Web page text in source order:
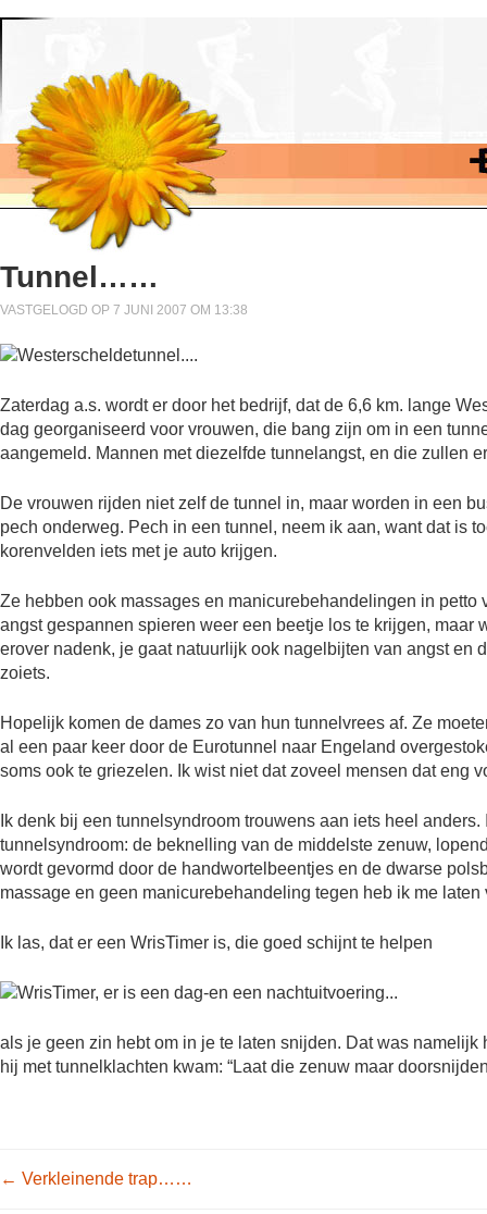
Tunnel……
VASTGELOGD OP 7 JUNI 2007 OM 13:38
Zaterdag a.s. wordt er door het bedrijf, dat de 6,6 km. lange
dag georganiseerd voor vrouwen, die bang zijn om in een
aangemeld. Mannen met diezelfde tunnelangst, en die zullen
De vrouwen rijden niet zelf de tunnel in, maar worden in een
pech onderweg. Pech in een tunnel, neem ik aan, want dat is
korenvelden iets met je auto krijgen.
Ze hebben ook massages en manicurebehandelingen in
angst gespannen spieren weer een beetje los te krijgen,
erover nadenk, je gaat natuurlijk ook nagelbijten van angst en
zoiets.
Hopelijk komen de dames zo van hun tunnelvrees af. Ze
al een paar keer door de Eurotunnel naar Engeland
soms ook te griezelen. Ik wist niet dat zoveel mensen dat eng
Ik denk bij een tunnelsyndroom trouwens aan iets heel
tunnelsyndroom: de beknelling van de middelste zenuw,
wordt gevormd door de handwortelbeentjes en de dwarse
massage en geen manicurebehandeling tegen heb ik me laten
Ik las, dat er een WrisTimer is, die goed schijnt te helpen
als je geen zin hebt om in je te laten snijden. Dat was
hij met tunnelklachten kwam: “Laat die zenuw maar
Post navigation
← Verkleinende trap……